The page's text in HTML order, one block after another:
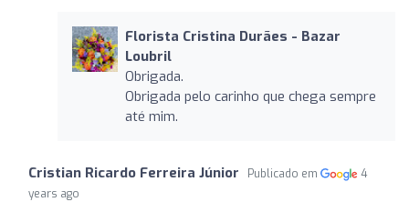
Florista Cristina Durães - Bazar
Loubril
Obrigada.
Obrigada pelo carinho que chega sempre
até mim.
Cristian Ricardo Ferreira Júnior Publicado em
4
years ago